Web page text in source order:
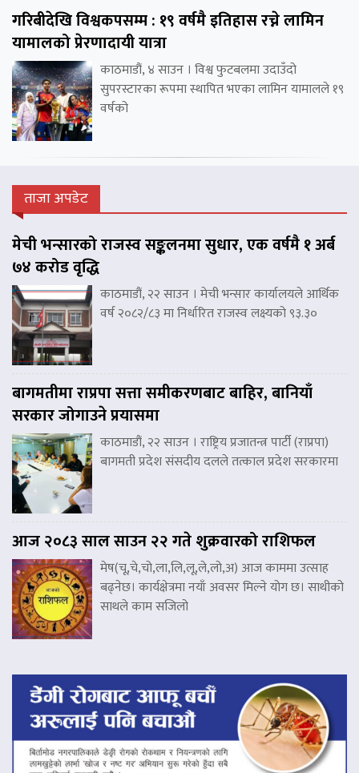
गरिबीदेखि विश्वकपसम्म : १९ वर्षमै इतिहास रच्ने लामिन
यामालको प्रेरणादायी यात्रा
काठमाडौं, ४ साउन । विश्व फुटबलमा उदाउँदो
सुपरस्टारका रूपमा स्थापित भएका लामिन यामालले १९
वर्षको
ताजा अपडेट
मेची भन्सारको राजस्व सङ्कलनमा सुधार, एक वर्षमै १ अर्ब
७४ करोड वृद्धि
काठमाडौं, २२ साउन । मेची भन्सार कार्यालयले आर्थिक
वर्ष २०८२/८३ मा निर्धारित राजस्व लक्ष्यको ९३.३०
बागमतीमा राप्रपा सत्ता समीकरणबाट बाहिर, बानियाँ
सरकार जोगाउने प्रयासमा
काठमाडौं, २२ साउन । राष्ट्रिय प्रजातन्त्र पार्टी (राप्रपा)
बागमती प्रदेश संसदीय दलले तत्काल प्रदेश सरकारमा
आज २०८३ साल साउन २२ गते शुक्रवारको राशिफल
मेष(चू,चे,चो,ला,लि,लू,ले,लो,अ) आज काममा उत्साह
बढ्नेछ। कार्यक्षेत्रमा नयाँ अवसर मिल्ने योग छ। साथीको
साथले काम सजिलो